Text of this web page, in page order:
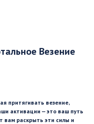
Везение
притягивать везение,
активации — это ваш путь
вам раскрыть эти силы и